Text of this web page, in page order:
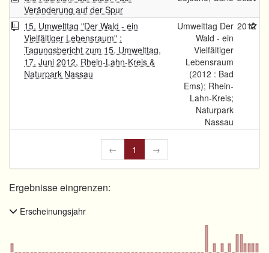
Veränderung auf der Spur
15. Umwelttag "Der Wald - ein
Vielfältiger Lebensraum" :
Tagungsbericht zum 15. Umwelttag,
17. Juni 2012, Rhein-Lahn-Kreis &
Naturpark Nassau
Umwelttag Der
Wald - ein
Vielfältiger
Lebensraum
(2012 : Bad
Ems); Rhein-
Lahn-Kreis;
Naturpark
Nassau
2012
← 1 →
Ergebnisse eingrenzen:
Erscheinungsjahr